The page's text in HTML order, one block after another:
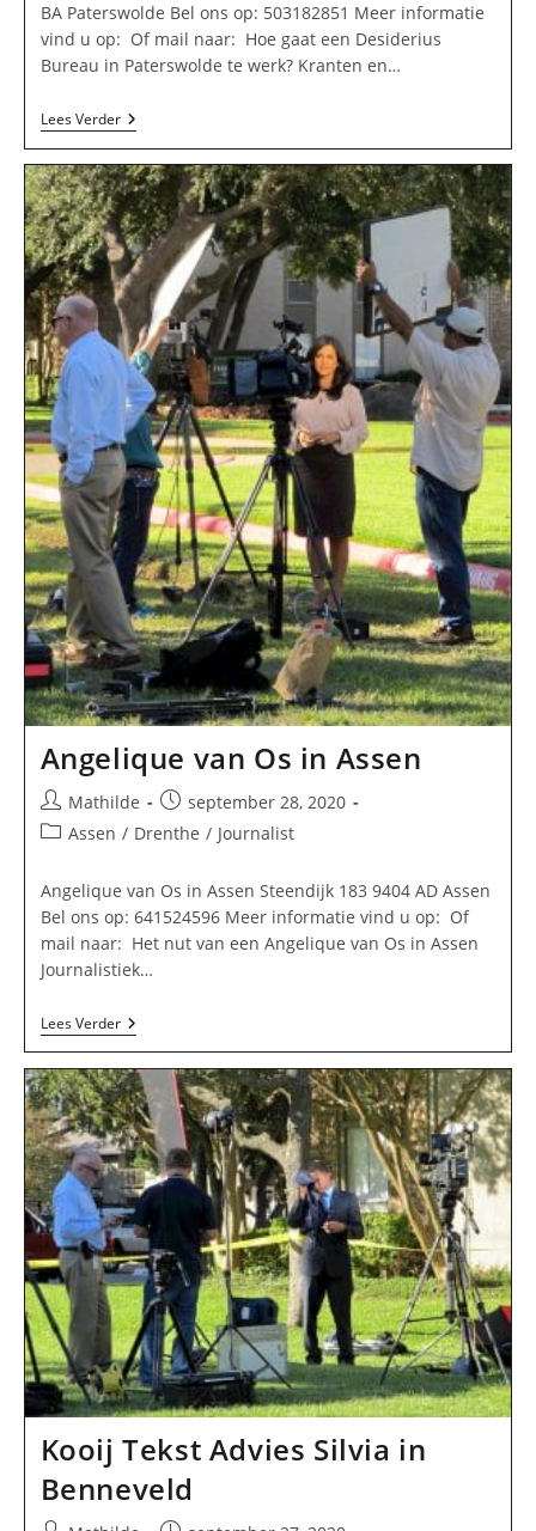
BA Paterswolde Bel ons op: 503182851 Meer informatie
vind u op: Of mail naar: Hoe gaat een Desiderius
Bureau in Paterswolde te werk? Kranten en…
Lees VerderDesiderius
Bureau
Paterswolde
Angelique van Os in Assen
Bericht
auteur:
Mathilde
Bericht
gepubliceerd
september 28, 2020
Berichtcategorie:
Assen / Drenthe / Journalist
Angelique van Os in Assen Steendijk 183 9404 AD Assen
Bel ons op: 641524596 Meer informatie vind u op: Of
mail naar: Het nut van een Angelique van Os in Assen
Journalistiek…
Lees VerderAngelique
Van
In
Assen
Kooij Tekst Advies Silvia in
Benneveld